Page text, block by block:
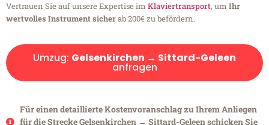
Vertrauen Sie auf unsere Expertise im Klaviertransport, um Ihr
wertvolles Instrument sicherab 200€ zu befördern.
Umzug: Gelsenkirchen → Sittard-Geleen
anfragen
Für einen detaillierte Kostenvoranschlag zu Ihrem Anliegen
für die Strecke Gelsenkirchen → Sittard-Geleen schicken Sie